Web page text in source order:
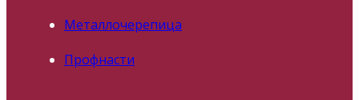
Металлочерепица
Профнасти